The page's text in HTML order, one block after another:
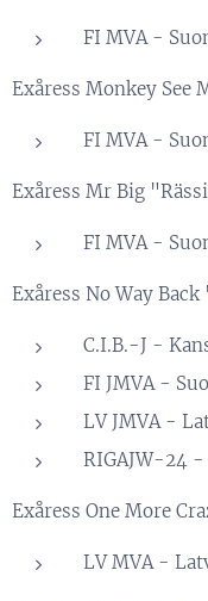
FI MVA -
Exåress Monkey See
FI MVA -
Exåress Mr Big
FI MVA -
Exåress No Way
C.I.B.-J -
FI JMVA -
LV JMVA -
RIGAJW-24
Exåress One More
LV MVA -